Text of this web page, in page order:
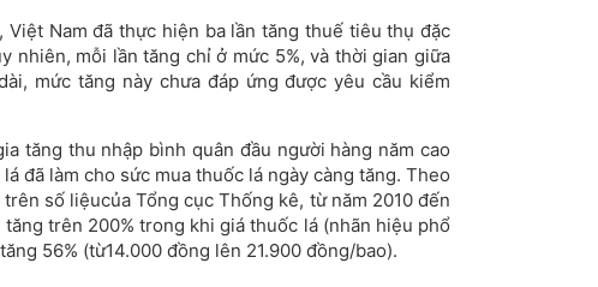
Việt Nam đã thực hiện ba lần tăng thuế tiêu thụ đặc
nhiên, mỗi lần tăng chỉ ở mức 5%, và thời gian giữa
mức tăng này chưa đáp ứng được yêu cầu kiểm
tăng thu nhập bình quân đầu người hàng năm cao
đã làm cho sức mua thuốc lá ngày càng tăng. Theo
số liệucủa Tổng cục Thống kê, từ năm 2010 đến
trên 200% trong khi giá thuốc lá (nhãn hiệu phổ
56% (từ14.000 đồng lên 21.900 đồng/bao).